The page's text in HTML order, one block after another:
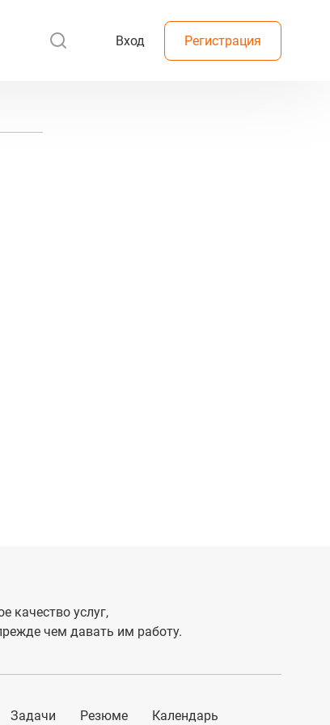
Вход Регистрация
качество услуг,
чем давать им работу.
Задачи Резюме Календарь